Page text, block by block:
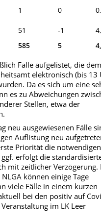
1 0
51 -1
585 5
Fälle aufgelistet, die
elektronisch (bis 13
Da es sich um eine
es zu Abweichungen
Stellen, etwa der
neu ausgewiesenen Fälle
Auflistung neu
Priorität die notwendigen
erfolgt die
mit zeitlicher Verzögerung.
können einige Tage
viele Fälle in einem kurzen
bei den positiv auf
im LK Leer